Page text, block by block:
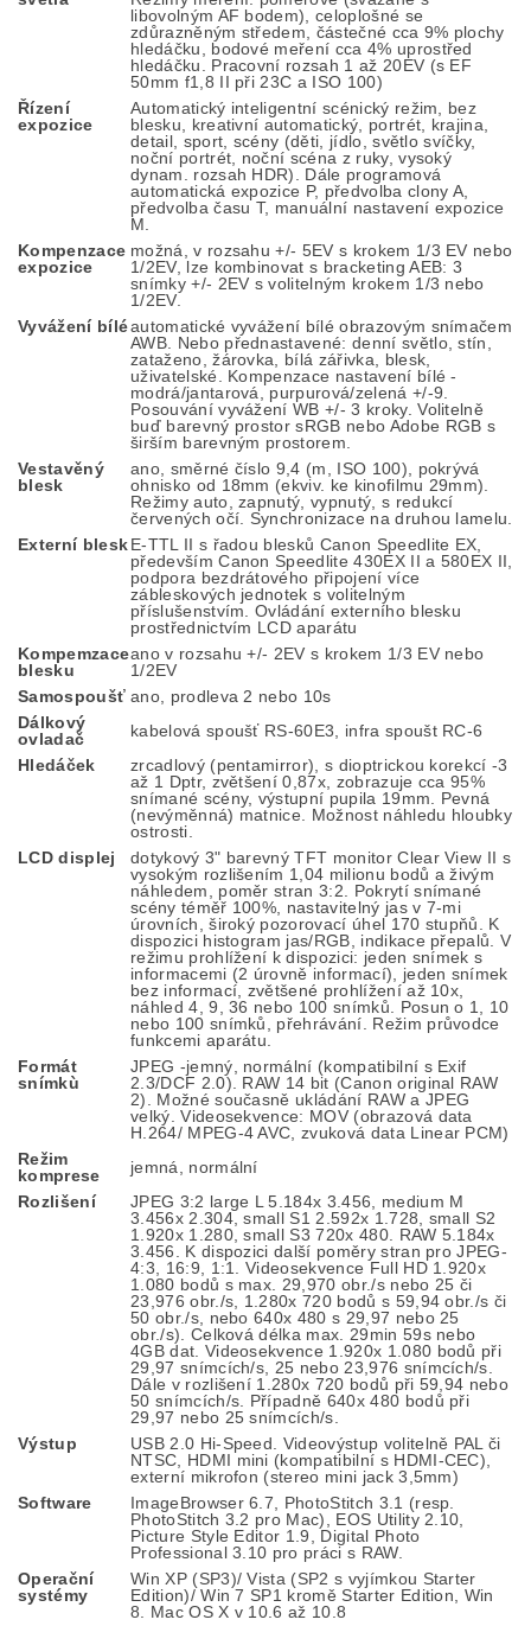
libovolným AF bodem), celoplošné se
zdůrazněným středem, částečné cca 9% plochy
hledáčku, bodové meření cca 4% uprostřed
hledáčku. Pracovní rozsah 1 až 20EV (s EF
50mm f1,8 II při 23C a ISO 100)
Řízení
expozice
Automatický inteligentní scénický režim, bez
blesku, kreativní automatický, portrét, krajina,
detail, sport, scény (děti, jídlo, světlo svíčky,
noční portrét, noční scéna z ruky, vysoký
dynam. rozsah HDR). Dále programová
automatická expozice P, předvolba clony A,
předvolba času T, manuální nastavení expozice
M.
Kompenzace
expozice
možná, v rozsahu +/- 5EV s krokem 1/3 EV nebo
1/2EV, lze kombinovat s bracketing AEB: 3
snímky +/- 2EV s volitelným krokem 1/3 nebo
1/2EV.
Vyvážení bíléautomatické vyvážení bílé obrazovým snímačem
AWB. Nebo přednastavené: denní světlo, stín,
zataženo, žárovka, bílá zářivka, blesk,
uživatelské. Kompenzace nastavení bílé -
modrá/jantarová, purpurová/zelená +/-9.
Posouvání vyvážení WB +/- 3 kroky. Volitelně
buď barevný prostor sRGB nebo Adobe RGB s
širším barevným prostorem.
Vestavěný
blesk
ano, směrné číslo 9,4 (m, ISO 100), pokrývá
ohnisko od 18mm (ekviv. ke kinofilmu 29mm).
Režimy auto, zapnutý, vypnutý, s redukcí
červených očí. Synchronizace na druhou lamelu.
Externí bleskE-TTL II s řadou blesků Canon Speedlite EX,
především Canon Speedlite 430EX II a 580EX II,
podpora bezdrátového připojení více
zábleskových jednotek s volitelným
příslušenstvím. Ovládání externího blesku
prostřednictvím LCD aparátu
Kompemzace
blesku
ano v rozsahu +/- 2EV s krokem 1/3 EV nebo
1/2EV
Samospoušť ano, prodleva 2 nebo 10s
Dálkový
ovladač
kabelová spoušť RS-60E3, infra spoušt RC-6
Hledáček
zrcadlový (pentamirror), s dioptrickou korekcí -3
až 1 Dptr, zvětšení 0,87x, zobrazuje cca 95%
snímané scény, výstupní pupila 19mm. Pevná
(nevýměnná) matnice. Možnost náhledu hloubky
ostrosti.
LCD displej
dotykový 3" barevný TFT monitor Clear View II s
vysokým rozlišením 1,04 milionu bodů a živým
náhledem, poměr stran 3:2. Pokrytí snímané
scény téměř 100%, nastavitelný jas v 7-mi
úrovních, široký pozorovací úhel 170 stupňů. K
dispozici histogram jas/RGB, indikace přepalů. V
režimu prohlížení k dispozici: jeden snímek s
informacemi (2 úrovně informací), jeden snímek
bez informací, zvětšené prohlížení až 10x,
náhled 4, 9, 36 nebo 100 snímků. Posun o 1, 10
nebo 100 snímků, přehrávání. Režim průvodce
funkcemi aparátu.
Formát
snímkù
JPEG -jemný, normální (kompatibilní s Exif
2.3/DCF 2.0). RAW 14 bit (Canon original RAW
2). Možné současně ukládání RAW a JPEG
velký. Videosekvence: MOV (obrazová data
H.264/ MPEG-4 AVC, zvuková data Linear PCM)
Režim
komprese
jemná, normální
Rozlišení
JPEG 3:2 large L 5.184x 3.456, medium M
3.456x 2.304, small S1 2.592x 1.728, small S2
1.920x 1.280, small S3 720x 480. RAW 5.184x
3.456. K dispozici další poměry stran pro JPEG-
4:3, 16:9, 1:1. Videosekvence Full HD 1.920x
1.080 bodů s max. 29,970 obr./s nebo 25 či
23,976 obr./s, 1.280x 720 bodů s 59,94 obr./s či
50 obr./s, nebo 640x 480 s 29,97 nebo 25
obr./s). Celková délka max. 29min 59s nebo
4GB dat. Videosekvence 1.920x 1.080 bodů při
29,97 snímcích/s, 25 nebo 23,976 snímcích/s.
Dále v rozlišení 1.280x 720 bodů při 59,94 nebo
50 snímcích/s. Případně 640x 480 bodů při
29,97 nebo 25 snímcích/s.
Výstup
USB 2.0 Hi-Speed. Videovýstup volitelně PAL či
NTSC, HDMI mini (kompatibilní s HDMI-CEC),
externí mikrofon (stereo mini jack 3,5mm)
Software
ImageBrowser 6.7, PhotoStitch 3.1 (resp.
PhotoStitch 3.2 pro Mac), EOS Utility 2.10,
Picture Style Editor 1.9, Digital Photo
Professional 3.10 pro práci s RAW.
Operační
systémy
Win XP (SP3)/ Vista (SP2 s vyjímkou Starter
Edition)/ Win 7 SP1 kromě Starter Edition, Win
8. Mac OS X v 10.6 až 10.8